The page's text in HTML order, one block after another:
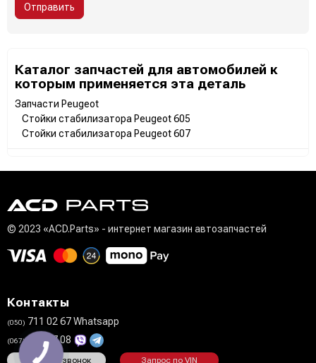
Отправить
Каталог запчастей для автомобилей к
которым применяется эта деталь
Запчасти Peugeot
Стойки стабилизатора Peugeot 605
Стойки стабилизатора Peugeot 607
© 2023 «ACD.Parts» - интернет магазин автозапчастей
Контакты
(050) 711 02 67 Whatsapp
(067)808 27 08
Заказать звонок Запрос по VIN